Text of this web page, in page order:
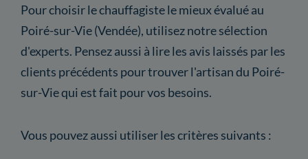
Pour choisir le chauffagiste le mieux évalué au
Poiré-sur-Vie (Vendée), utilisez notre sélection
d'experts. Pensez aussi à lire les avis laissés par les
clients précédents pour trouver l'artisan du Poiré-
sur-Vie qui est fait pour vos besoins.
Vous pouvez aussi utiliser les critères suivants :